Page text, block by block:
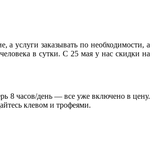
услуги заказывать по необходимости, а
в сутки. С 25 мая у нас скидки на
8 часов/день — все уже включено в цену.
клевом и трофеями.